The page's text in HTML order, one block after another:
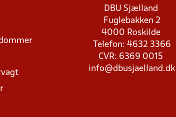
DBU Sjælland
Fuglebakken 2
4000 Roskilde
Telefon: 4632 3366
CVR: 6369 0015
info@dbusjaelland.dk